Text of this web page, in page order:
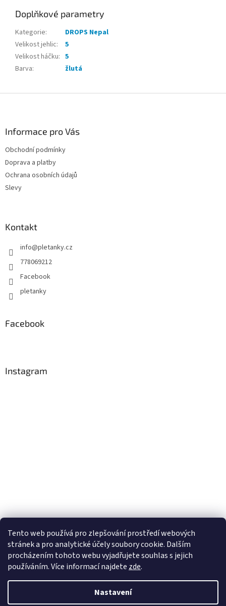
Tento web používá pro zlepšování prostředí webových
stránek a pro analytické účelysoubory cookie. Dalším
procházením tohoto webu vyjadřujete souhlas s jejich
používáním. Více informacínajdete zde.
Nastavení
Doplňkové parametry
Kategorie:
DROPS Nepal
Velikost jehlic:
5
Velikost háčku: 5
Barva: žlutá
Informace pro Vás
Obchodní podmínky
Doprava a platby
Ochrana osobních údajů
Slevy
Kontakt
info@pletanky.cz
778069212
Facebook
pletanky
Facebook
Instagram
Sledovat na Instagramu